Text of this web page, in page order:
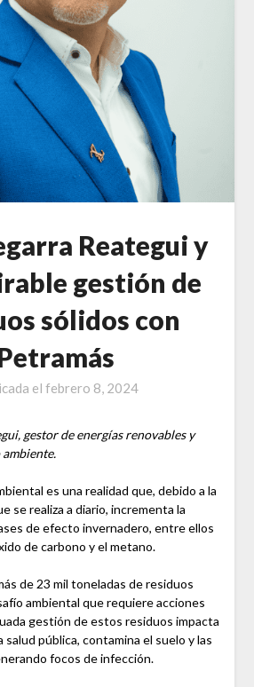
Reategui y
gestión de
sólidos con
el febrero 8, 2024
gestor de energías renovables y
es una realidad que, debido a la
se realiza a diario, incrementa la
de efecto invernadero, entre ellos
de carbono y el metano.
de 23 mil toneladas de residuos
ambiental que requiere acciones
gestión de estos residuos impacta
pública, contamina el suelo y las
focos de infección.